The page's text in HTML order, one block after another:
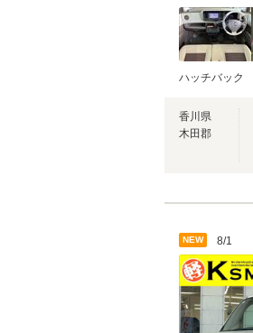
ハッチバック
香川県
木田郡
NEW 8/1